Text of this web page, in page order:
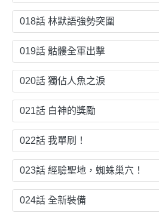
018話 林默語強勢突圍
019話 骷髏全軍出擊
020話 獨佔人魚之淚
021話 白神的獎勵
022話 我單刷！
023話 經驗聖地，蜘蛛巢穴！
024話 全新裝備